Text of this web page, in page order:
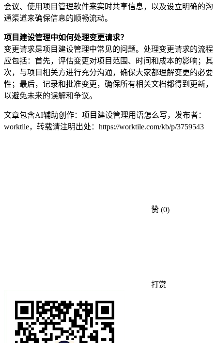
会议、使用项目管理软件来实时共享信息，以及设立明确的沟
通渠道来确保信息的顺畅流动。
项目建设管理中如何处理变更请求？
变更请求是项目建设管理中常见的问题。处理变更请求的流程
应包括：首先，评估变更对项目范围、时间和成本的影响；其
次，与项目相关方进行充分沟通，确保大家都理解变更的必要
性；最后，记录和批准变更，确保所有相关文档都得到更新，
以避免未来的误解和争议。
文章包含AI辅助创作：项目建设管理用语怎么写，发布者：
worktile，转载请注明出处： https://worktile.com/kb/p/3759543
赞 (0)
打赏